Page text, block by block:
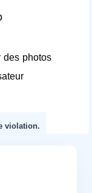
photos
violation.